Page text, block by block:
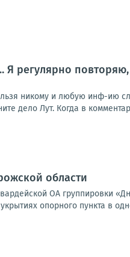
регулярно
никому и любую инф-ию
дело Лут. Когда в
области
ОА группировки
опорного пункта в